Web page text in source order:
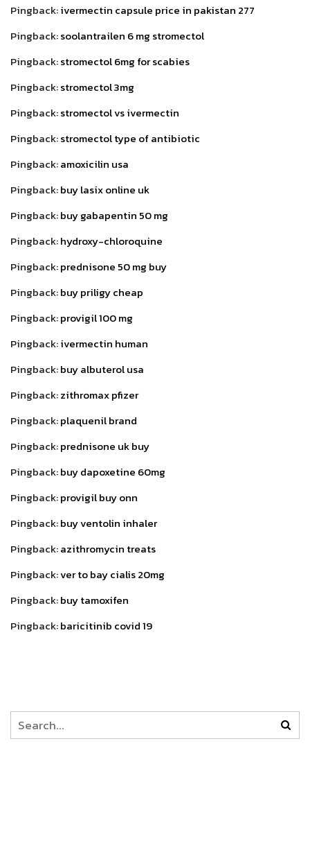
Pingback:ivermectin capsule price in pakistan 277
Pingback:soolantrailen 6 mg stromectol
Pingback:stromectol 6mg for scabies
Pingback:stromectol 3mg
Pingback:stromectol vs ivermectin
Pingback:stromectol type of antibiotic
Pingback:amoxicilin usa
Pingback:buy lasix online uk
Pingback:buy gabapentin 50 mg
Pingback:hydroxy-chloroquine
Pingback:prednisone 50 mg buy
Pingback:buy priligy cheap
Pingback:provigil 100 mg
Pingback:ivermectin human
Pingback:buy albuterol usa
Pingback:zithromax pfizer
Pingback:plaquenil brand
Pingback:prednisone uk buy
Pingback:buy dapoxetine 60mg
Pingback:provigil buy onn
Pingback:buy ventolin inhaler
Pingback:azithromycin treats
Pingback:ver to bay cialis 20mg
Pingback:buy tamoxifen
Pingback:baricitinib covid 19